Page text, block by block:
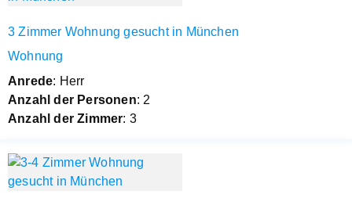
3 Zimmer Wohnung gesucht in München
Wohnung
Anrede: Herr
Anzahl der Personen: 2
Anzahl der Zimmer: 3